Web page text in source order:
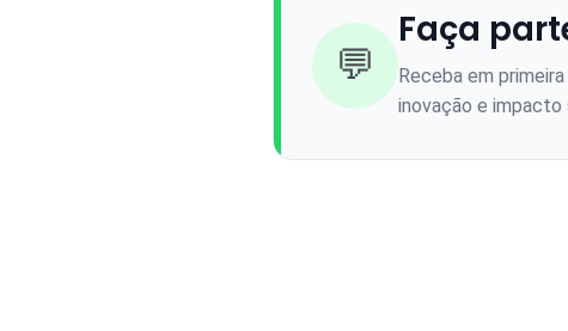
💬
Faça
Receba em
inovação e impacto